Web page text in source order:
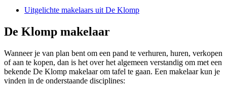
Uitgelichte makelaars uit De Klomp
De Klomp makelaar
Wanneer je van plan bent om een pand te verhuren, huren, verkopen
of aan te kopen, dan is het over het algemeen verstandig om met een
bekende De Klomp makelaar om tafel te gaan. Een makelaar kun je
vinden in de onderstaande disciplines: